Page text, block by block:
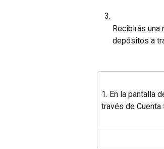
Recibirás una
depósitos a
1. En la pantalla
través de Cuenta